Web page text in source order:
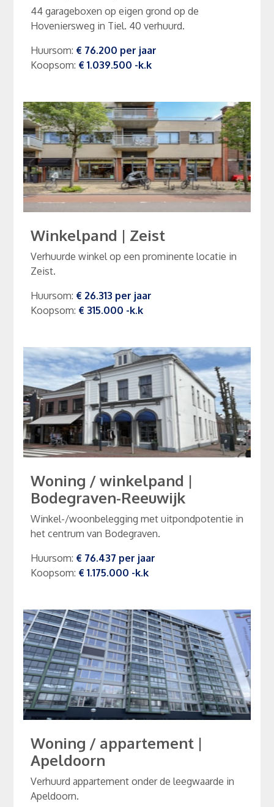
44 garageboxen op eigen grond op de
Hoveniersweg in Tiel. 40 verhuurd.
Huursom: € 76.200 per jaar
Koopsom: € 1.039.500 -k.k
Winkelpand | Zeist
Verhuurde winkel op een prominente locatie in
Zeist.
Huursom: € 26.313 per jaar
Koopsom: € 315.000 -k.k
Woning / winkelpand |
Bodegraven-Reeuwijk
Winkel-/woonbelegging met uitpondpotentie in
het centrum van Bodegraven.
Huursom: € 76.437 per jaar
Koopsom: € 1.175.000 -k.k
Woning / appartement |
Apeldoorn
Verhuurd appartement onder de leegwaarde in
Apeldoorn.